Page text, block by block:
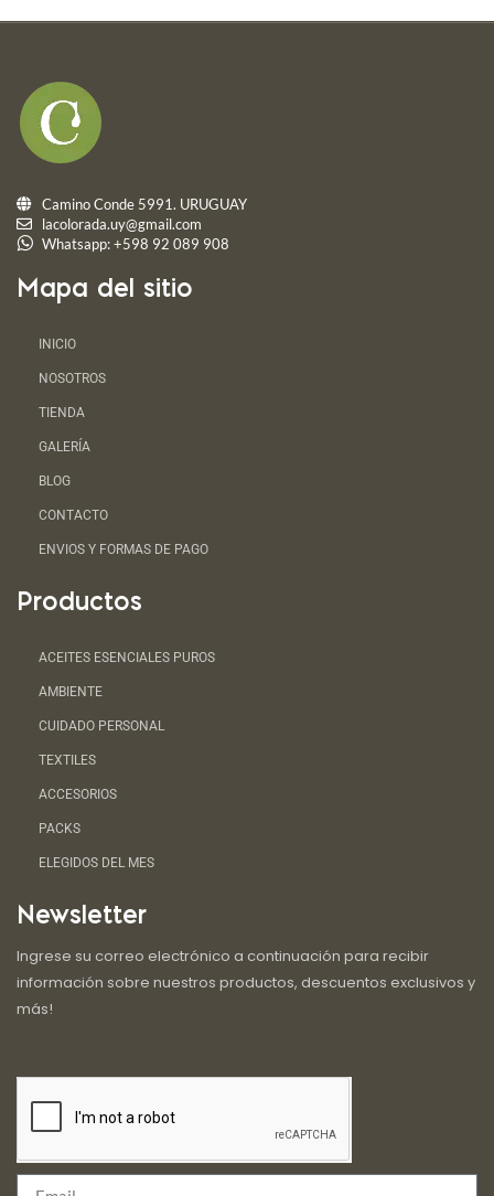
Camino Conde 5991. URUGUAY
lacolorada.uy@gmail.com
Whatsapp: +598 92 089 908
Mapa del sitio
INICIO
NOSOTROS
TIENDA
GALERÍA
BLOG
CONTACTO
ENVIOS Y FORMAS DE PAGO
Productos
ACEITES ESENCIALES PUROS
AMBIENTE
CUIDADO PERSONAL
TEXTILES
ACCESORIOS
PACKS
ELEGIDOS DEL MES
Newsletter
Ingrese su correo electrónico a continuación para recibir
información sobre nuestros productos, descuentos exclusivos y
más!